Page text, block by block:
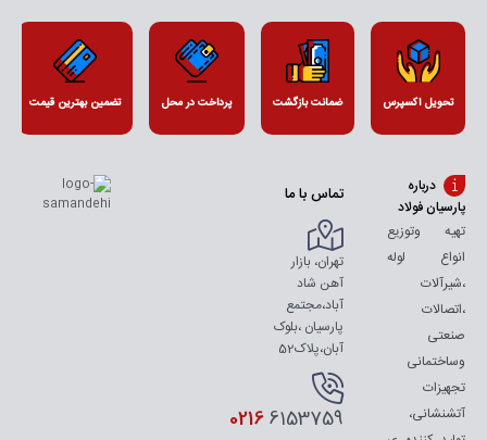
تحویل اکسپرس ضمانت بازگشت پرداخت در محل تضمین بهترین قیمت
درباره
پارسیان فولاد
تهیه وتوزیع
انواع لوله
،شیرآلات
،اتصالات
صنعتی
وساختمانی
تجهیزات
آتشنشانی،
تماس با ما
تهران، بازار
آهن شاد
آباد،مجتمع
پارسیان ،بلوک
آبان،پلاک52
02166153759